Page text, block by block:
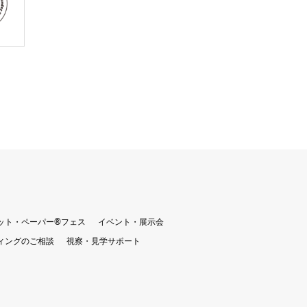
ト・ペーパー®︎フェス
イベント・展示会
ングのご相談
視察・見学サポート